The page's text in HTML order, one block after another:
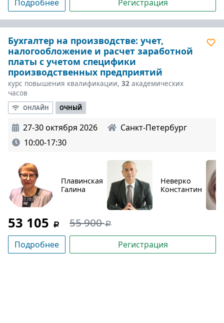
Подробнее Регистрация
Бухгалтер на производстве: учет,
налогообложение и расчет заработной
платы с учетом специфики
производственных предприятий
курс повышения квалификации, 32 академических
часов
ОНЛАЙН ОЧНЫЙ
27-30 октября 2026
Санкт-Петербург
10:00-17:30
Плавинская
Галина
Неверко
Константин
53 105 55 900
Подробнее Регистрация